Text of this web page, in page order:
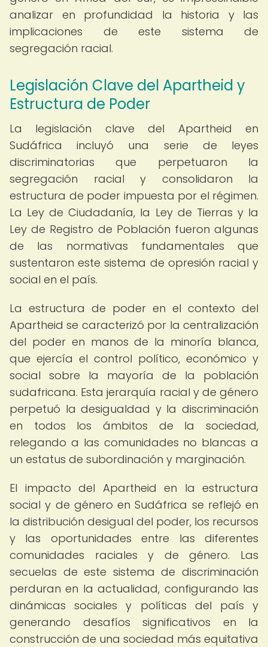
analizar en profundidad la historia y las
implicaciones de este sistema de
segregación racial.
Legislación Clave del Apartheid y
Estructura de Poder
La legislación clave del Apartheid en
Sudáfrica incluyó una serie de leyes
discriminatorias que perpetuaron la
segregación racial y consolidaron la
estructura de poder impuesta por el régimen.
La Ley de Ciudadanía, la Ley de Tierras y la
Ley de Registro de Población fueron algunas
de las normativas fundamentales que
sustentaron este sistema de opresión racial y
social en el país.
La estructura de poder en el contexto del
Apartheid se caracterizó por la centralización
del poder en manos de la minoría blanca,
que ejercía el control político, económico y
social sobre la mayoría de la población
sudafricana. Esta jerarquía racial y de género
perpetuó la desigualdad y la discriminación
en todos los ámbitos de la sociedad,
relegando a las comunidades no blancas a
un estatus de subordinación y marginación.
El impacto del Apartheid en la estructura
social y de género en Sudáfrica se reflejó en
la distribución desigual del poder, los recursos
y las oportunidades entre las diferentes
comunidades raciales y de género. Las
secuelas de este sistema de discriminación
perduran en la actualidad, configurando las
dinámicas sociales y políticas del país y
generando desafíos significativos en la
construcción de una sociedad más equitativa